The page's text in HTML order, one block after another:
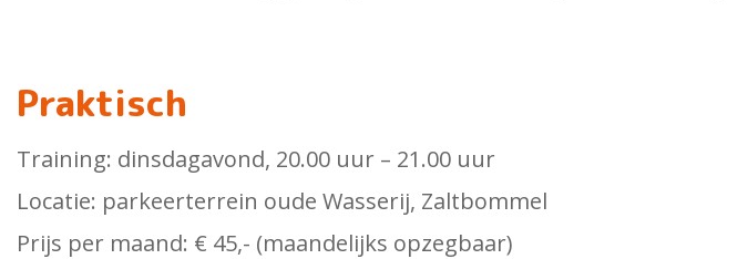
Praktisch
Training: dinsdagavond, 20.00 uur – 21.00 uur
Locatie: parkeerterrein oude Wasserij, Zaltbommel
Prijs per maand: € 45,- (maandelijks opzegbaar)